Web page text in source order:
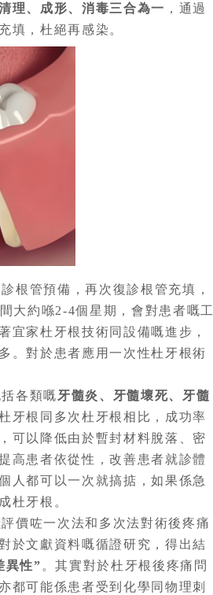
理、成形、消毒三合為一 ，通過
填，杜絕再感染。
診根管預備，再次復診根管充填，
大約喺2-4個星期，會對患者嘅工
宜家杜牙根技術同設備嘅進步，
。對於患者應用一次性杜牙根術
各類嘅牙髓炎、牙髓壞死、牙髓
牙根同多次杜牙根相比，成功率
可以降低由於暫封材料脫落、密
高患者依從性，改善患者就診體
人都可以一次就搞掂，如果係急
杜牙根。
價咗一次法和多次法對術後疼痛
於文獻資料嘅循證研究，得出結
異性”。其實對於杜牙根後疼痛問
都可能係患者受到化學同物理刺